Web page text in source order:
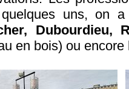
uns, on
Dubourdieu,
en bois) ou